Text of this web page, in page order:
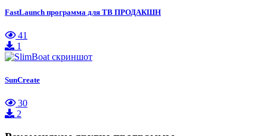
FastLaunch программа для ТВ ПРОДАКШН
41
1
SunCreate
30
2